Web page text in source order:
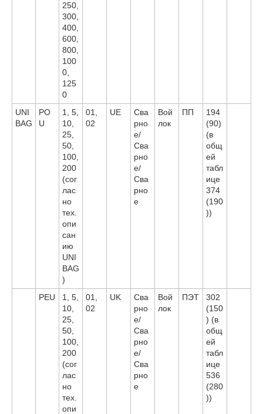
250,
300,
400,
600,
800,
100
0,
125
0
UNI
BAG
PO
U
1, 5,
10,
25,
50,
100,
200
(сог
лас
но
тех.
опи
сан
ию
UNI
BAG
)
01,
02
UE
Сва
рно
е/
Сва
рно
е/
Сва
рно
е
Вой
лок
ПП
194
(90)
(в
общ
ей
табл
ице
374
(190
))
PEU
1, 5,
10,
25,
50,
100,
200
(сог
лас
но
тех.
опи
01,
02
UK
Сва
рно
е/
Сва
рно
е/
Сва
рно
е
Вой
лок
ПЭТ
302
(150
) (в
общ
ей
табл
ице
536
(280
))